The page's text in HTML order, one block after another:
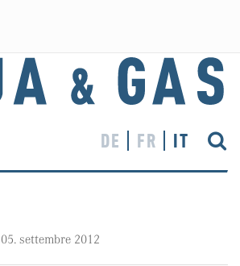
DE FR IT
05. settembre 2012